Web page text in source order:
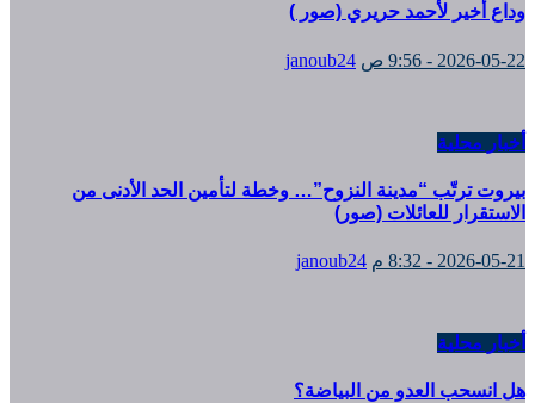
وداع أخير لأحمد حريري (صور )
2026-05-22 - 9:56 ص janoub24
أخبار محلية
بيروت ترتّب “مدينة النزوح”… وخطة لتأمين الحد الأدنى من
الاستقرار للعائلات (صور)
2026-05-21 - 8:32 م janoub24
أخبار محلية
هل انسحب العدو من البياضة؟